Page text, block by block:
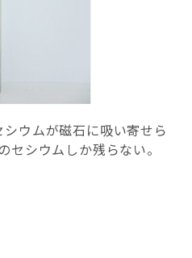
シウムが磁石に吸い寄せら
シウムしか残らない。